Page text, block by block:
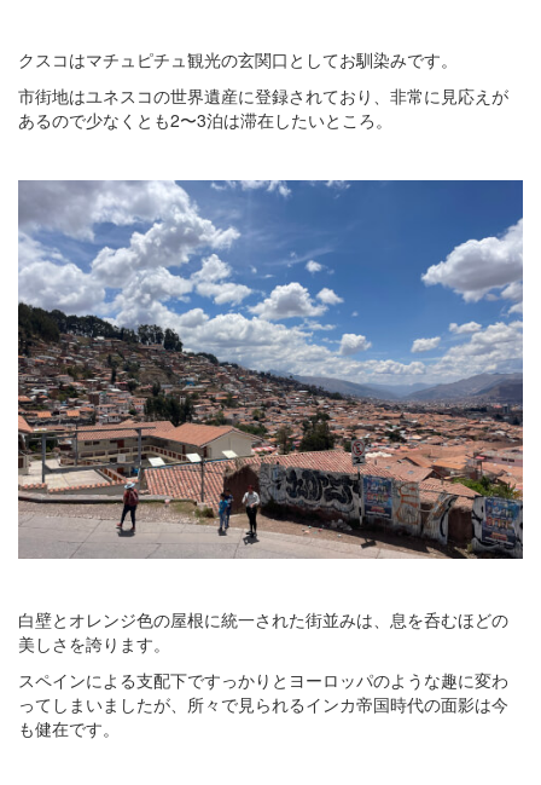
クスコはマチュピチュ観光の玄関口としてお馴染みです。
市街地はユネスコの世界遺産に登録されており、非常に見応えが
あるので少なくとも2〜3泊は滞在したいところ。
白壁とオレンジ色の屋根に統一された街並みは、息を呑むほどの
美しさを誇ります。
スペインによる支配下ですっかりとヨーロッパのような趣に変わ
ってしまいましたが、所々で見られるインカ帝国時代の面影は今
も健在です。